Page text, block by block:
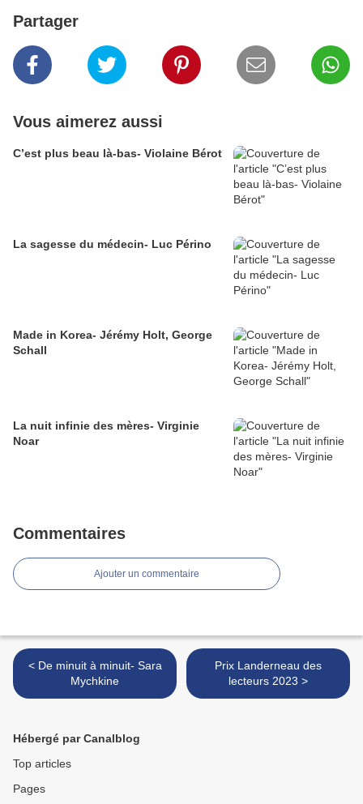
Partager
Vous aimerez aussi
C’est plus beau là-bas- Violaine Bérot
La sagesse du médecin- Luc Périno
Made in Korea- Jérémy Holt, George
Schall
La nuit infinie des mères- Virginie
Noar
Commentaires
Ajouter un commentaire
< De minuit à minuit- Sara
Mychkine
Prix Landerneau des
lecteurs 2023 >
Hébergé par Canalblog
Top articles
Pages